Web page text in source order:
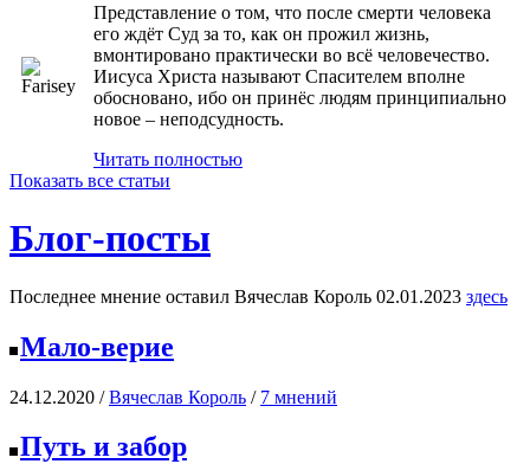
Представление о том, что после смерти человека
его ждёт Суд за то, как он прожил жизнь,
вмонтировано практически во всё человечество.
Иисуса Христа называют Спасителем вполне
обосновано, ибо он принёс людям принципиально
новое – неподсудность.
Читать полностью
Показать все статьи
Блог-посты
Последнее мнение оставил Вячеслав Король 02.01.2023 здесь
Мало-верие
24.12.2020 /Вячеслав Король / 7 мнений
Путь и забор